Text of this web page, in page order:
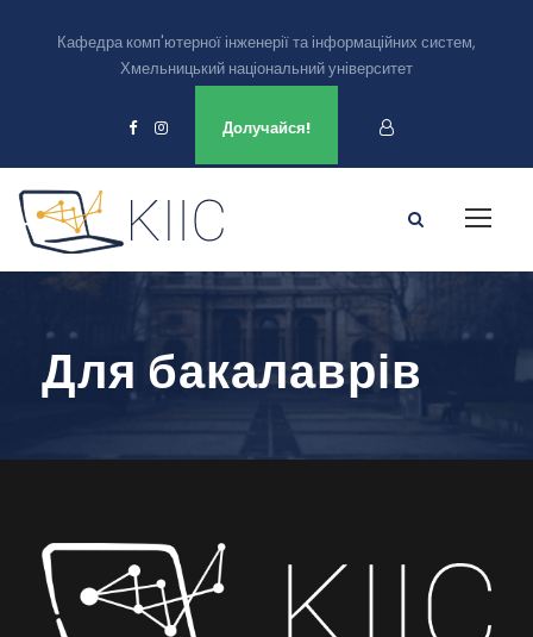
Кафедра комп'ютерної інженерії та інформаційних систем,
Хмельницький національний університет
Долучайся!
Для бакалаврів